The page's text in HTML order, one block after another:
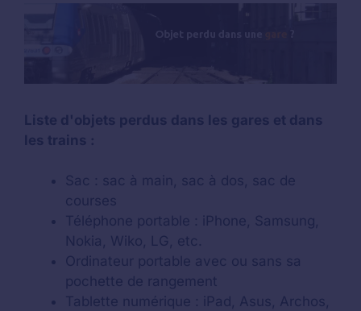
Liste d'objets perdus dans les gares et dans
les trains :
Sac : sac à main, sac à dos, sac de
courses
Téléphone portable : iPhone, Samsung,
Nokia, Wiko, LG, etc.
Ordinateur portable avec ou sans sa
pochette de rangement
Tablette numérique : iPad, Asus, Archos,